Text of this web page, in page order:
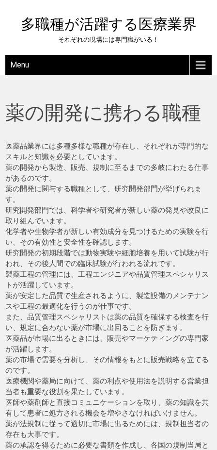
content多職種が活躍する医療業界
それぞれの現場には専門職がいる！
Menu
薬の開発に携わる職種
医薬品業界には多種多様な職種が存在し、それぞれが専門的な
スキルと知識を必要としています。
薬の開発から製造、販売、規制に至るまでの多岐にわたる仕事
があるのです。
薬の開発に関与する職種として、研究開発部門が挙げられま
す。
研究開発部門では、科学者や研究者が新しい薬の発見や改良に
取り組んでいます。
化学者や生物学者が新しい有効成分を見つけるための実験を行
い、その有効性と安全性を確認します。
研究開発の初期段階では動物実験や細胞培養を用いて試験が行
われ、その後人間での臨床試験が行われる流れです。
製薬工程の管理には、工程エンジニアや品質管理スペシャリス
トが活躍しています。
薬が安定した品質で生産されるように、製造設備のメンテナン
スや工程の最適化を行うのが仕事です。
また、品質管理スペシャリストは薬の品質を確保する検査を行
い、規定に合わない薬が市場に出回ることを防ぎます。
医薬品が市場に出るときには、販売やマーケティングの専門家
が活躍します。
薬の市場で需要を分析し、その情報をもとに販売戦略を立てる
のです。
医療機関や薬局に向けて、薬の利点や使用法を説明する営業担
当者も重要な役割を果たしています。
医師や薬剤師と直接コミュニケーションを取り、薬の知識を共
有して患者に処方される機会を増やさなければいけません。
薬が法規制に従って適切に市場に出るためには、規制担当者の
存在も大事です。
薬の承認を得るために必要な書類を作成し、各国の規制当局と